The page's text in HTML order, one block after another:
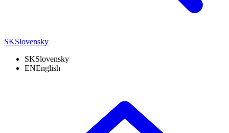
SKSlovensky
SKSlovensky
ENEnglish